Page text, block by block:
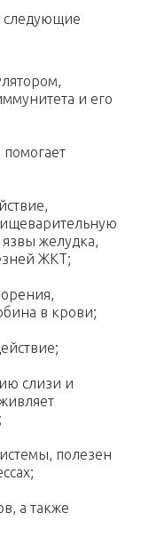
следующие
и его
язвы желудка,
ЖКТ;
в крови;
слизи и
полезен
а также